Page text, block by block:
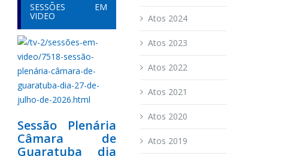
SESSÕES EM
VIDEO
Sessão Plenária
Câmara de
Guaratuba dia
Atos 2024
Atos 2023
Atos 2022
Atos 2021
Atos 2020
Atos 2019